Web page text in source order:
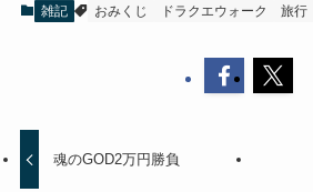
雑記 おみくじ ドラクエウォーク 旅行
魂のGOD2万円勝負